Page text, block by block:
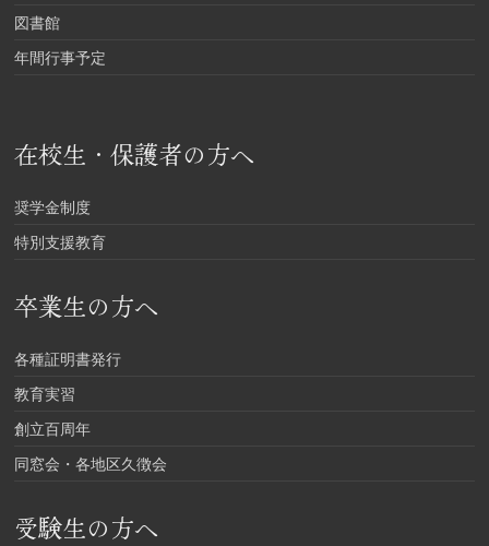
図書館
年間行事予定
在校生・保護者の方へ
奨学金制度
特別支援教育
卒業生の方へ
各種証明書発行
教育実習
創立百周年
同窓会・各地区久徴会
受験生の方へ